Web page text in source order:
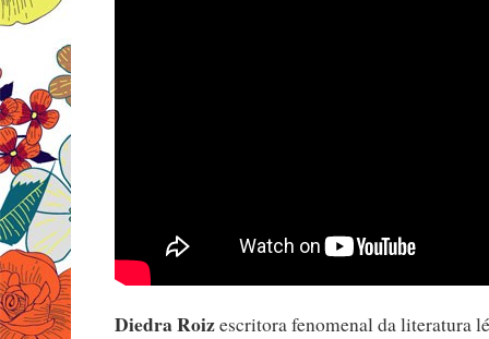
Diedra Roizescritora fenomenal da literatura